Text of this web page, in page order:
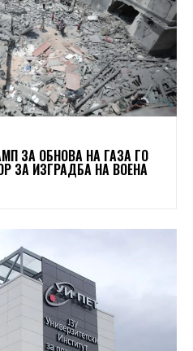
ЗА ОБНОВА НА ГАЗА ГО
ЗА ИЗГРАДБА НА ВОЕНА